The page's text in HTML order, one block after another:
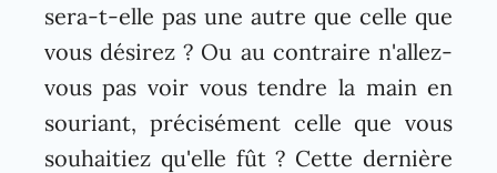
sera-t-elle pas une autre que celle que
vous désirez ? Ou au contraire n'allez-
vous pas voir vous tendre la main en
souriant, précisément celle que vous
souhaitiez qu'elle fût ? Cette dernière